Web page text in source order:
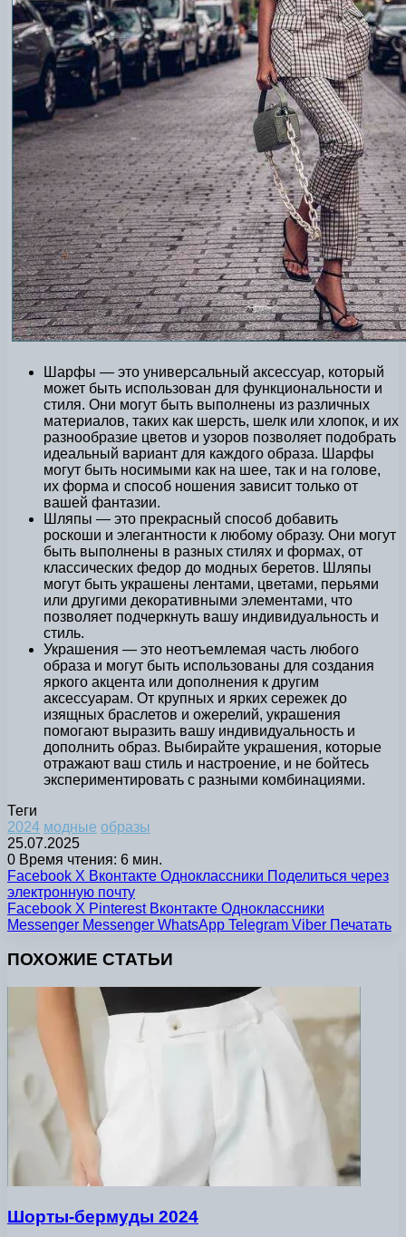
Шарфы — это универсальный аксессуар, который
может быть использован для функциональности и
стиля. Они могут быть выполнены из различных
материалов, таких как шерсть, шелк или хлопок, и их
разнообразие цветов и узоров позволяет подобрать
идеальный вариант для каждого образа. Шарфы
могут быть носимыми как на шее, так и на голове,
их форма и способ ношения зависит только от
вашей фантазии.
Шляпы — это прекрасный способ добавить
роскоши и элегантности к любому образу. Они могут
быть выполнены в разных стилях и формах, от
классических федор до модных беретов. Шляпы
могут быть украшены лентами, цветами, перьями
или другими декоративными элементами, что
позволяет подчеркнуть вашу индивидуальность и
стиль.
Украшения — это неотъемлемая часть любого
образа и могут быть использованы для создания
яркого акцента или дополнения к другим
аксессуарам. От крупных и ярких сережек до
изящных браслетов и ожерелий, украшения
помогают выразить вашу индивидуальность и
дополнить образ. Выбирайте украшения, которые
отражают ваш стиль и настроение, и не бойтесь
экспериментировать с разными комбинациями.
Теги
2024 модные образы
25.07.2025
0 Время чтения: 6 мин.
Facebook X Вконтакте Одноклассники Поделиться через
электронную почту
Facebook X Pinterest Вконтакте Одноклассники
Messenger Messenger WhatsApp Telegram Viber Печатать
ПОХОЖИЕ СТАТЬИ
Шорты-бермуды 2024